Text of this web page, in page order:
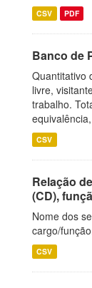
CSV PDF
Banco de
Quantitativo
livre,
trabalho.
CSV
Relação
(CD),
Nome dos
cargo/
CSV